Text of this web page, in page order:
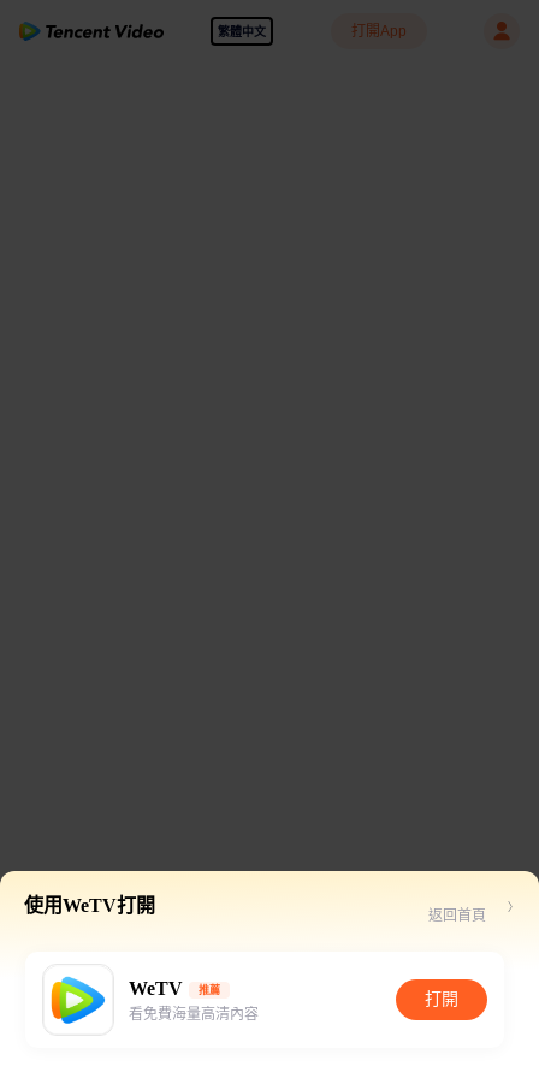
繁體中文 打開App
使用WeTV打開 返回首頁
WeTV 推薦
看免費海量高清內容
打開